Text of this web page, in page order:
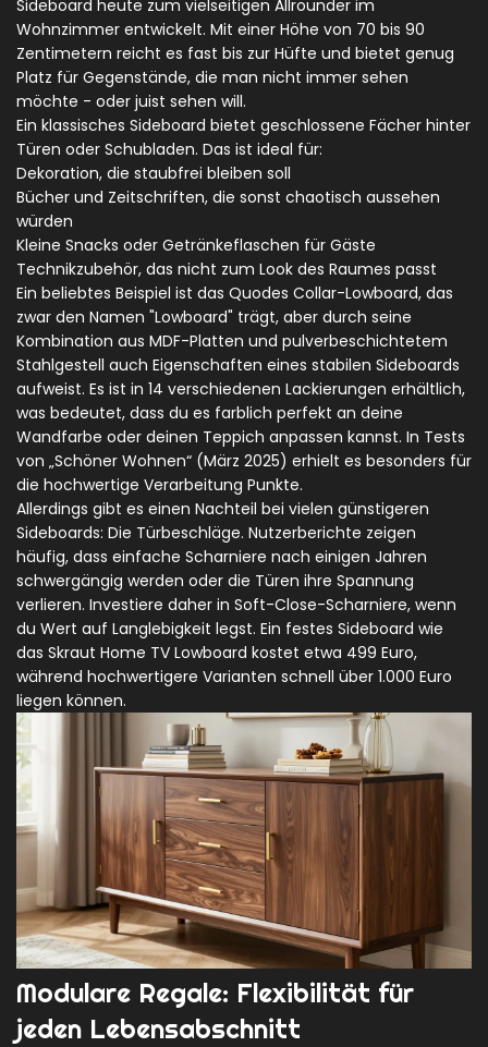
Sideboard heute zum vielseitigen Allrounder im
Wohnzimmer entwickelt. Mit einer Höhe von 70 bis 90
Zentimetern reicht es fast bis zur Hüfte und bietet genug
Platz für Gegenstände, die man nicht immer sehen
möchte - oder juist sehen will.
Ein klassisches Sideboard bietet geschlossene Fächer hinter
Türen oder Schubladen. Das ist ideal für:
Dekoration, die staubfrei bleiben soll
Bücher und Zeitschriften, die sonst chaotisch aussehen
würden
Kleine Snacks oder Getränkeflaschen für Gäste
Technikzubehör, das nicht zum Look des Raumes passt
Ein beliebtes Beispiel ist das Quodes Collar-Lowboard, das
zwar den Namen "Lowboard" trägt, aber durch seine
Kombination aus MDF-Platten und pulverbeschichtetem
Stahlgestell auch Eigenschaften eines stabilen Sideboards
aufweist. Es ist in 14 verschiedenen Lackierungen erhältlich,
was bedeutet, dass du es farblich perfekt an deine
Wandfarbe oder deinen Teppich anpassen kannst. In Tests
von „Schöner Wohnen“ (März 2025) erhielt es besonders für
die hochwertige Verarbeitung Punkte.
Allerdings gibt es einen Nachteil bei vielen günstigeren
Sideboards: Die Türbeschläge. Nutzerberichte zeigen
häufig, dass einfache Scharniere nach einigen Jahren
schwergängig werden oder die Türen ihre Spannung
verlieren. Investiere daher in Soft-Close-Scharniere, wenn
du Wert auf Langlebigkeit legst. Ein festes Sideboard wie
das Skraut Home TV Lowboard kostet etwa 499 Euro,
während hochwertigere Varianten schnell über 1.000 Euro
liegen können.
Modulare Regale: Flexibilität für
jeden Lebensabschnitt